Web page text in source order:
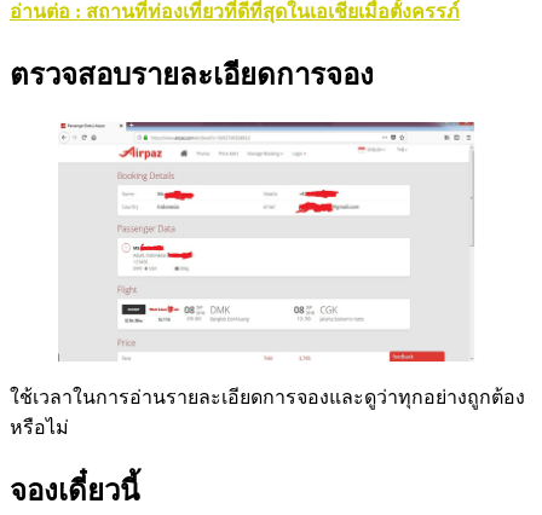
อ่านต่อ : สถานที่ท่องเที่ยวที่ดีที่สุดในเอเชียเมื่อตั้งครรภ์
ตรวจสอบรายละเอียดการจอง
ใช้เวลาในการอ่านรายละเอียดการจองและดูว่าทุกอย่างถูกต้อง
หรือไม่
จองเดี๋ยวนี้